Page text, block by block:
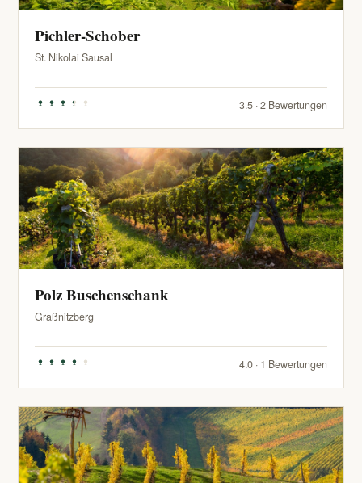
Pichler-Schober
St. Nikolai Sausal
3.5 · 2 Bewertungen
Polz Buschenschank
Graßnitzberg
4.0 · 1 Bewertungen